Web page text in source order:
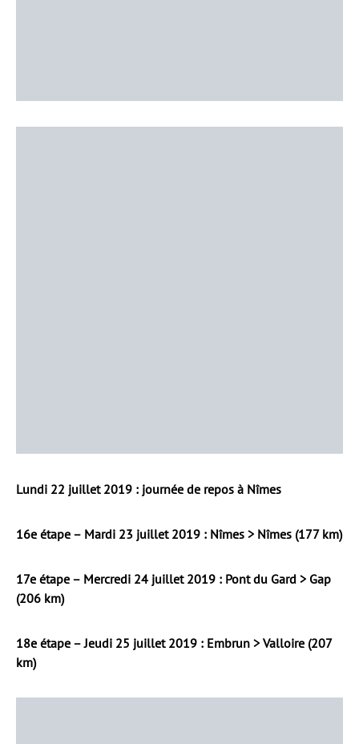
Lundi 22 juillet 2019 : journée de repos à Nîmes
16e étape – Mardi 23 juillet 2019 : Nîmes > Nîmes (177 km)
17e étape – Mercredi 24 juillet 2019 : Pont du Gard > Gap
(206 km)
18e étape – Jeudi 25 juillet 2019 : Embrun > Valloire (207
km)